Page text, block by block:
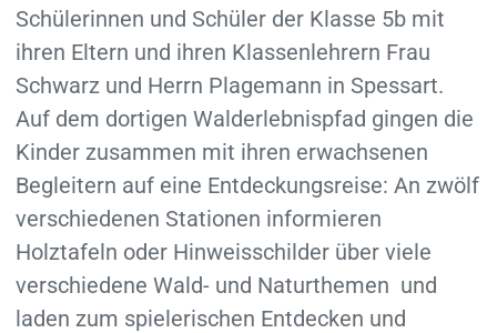
Schülerinnen und Schüler der Klasse 5b mit
ihren Eltern und ihren Klassenlehrern Frau
Schwarz und Herrn Plagemann in Spessart.
Auf dem dortigen Walderlebnispfad gingen die
Kinder zusammen mit ihren erwachsenen
Begleitern auf eine Entdeckungsreise: An zwölf
verschiedenen Stationen informieren
Holztafeln oder Hinweisschilder über viele
verschiedene Wald- und Naturthemen und
laden zum spielerischen Entdecken und